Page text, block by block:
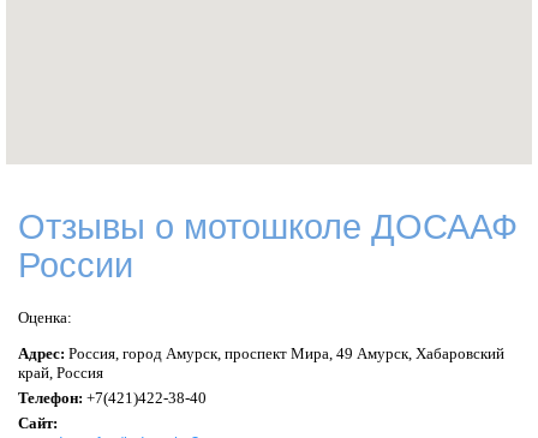
Отзывы о мотошколе ДОСААФ
России
Оценка:
Адрес: Россия, город Амурск, проспект Мира, 49 Амурск, Хабаровский
край, Россия
Телефон: +7(421)422-38-40
Сайт: